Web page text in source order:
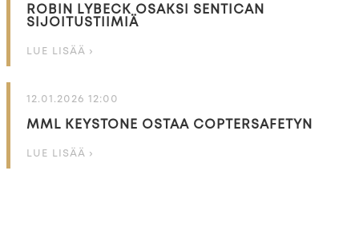
ROBIN LYBECK OSAKSI SENTICAN
SIJOITUSTIIMIÄ
LUE LISÄÄ ›
12.01.2026 12:00
MML KEYSTONE OSTAA COPTERSAFETYN
LUE LISÄÄ ›